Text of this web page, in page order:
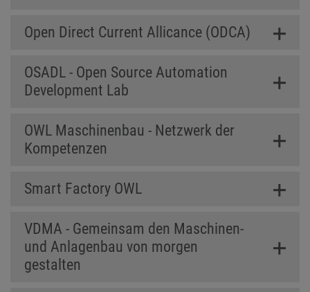
Open Direct Current Allicance (ODCA)
OSADL - Open Source Automation
Development Lab
OWL Maschinenbau - Netzwerk der
Kompetenzen
Smart Factory OWL
VDMA - Gemeinsam den Maschinen-
und Anlagenbau von morgen
gestalten